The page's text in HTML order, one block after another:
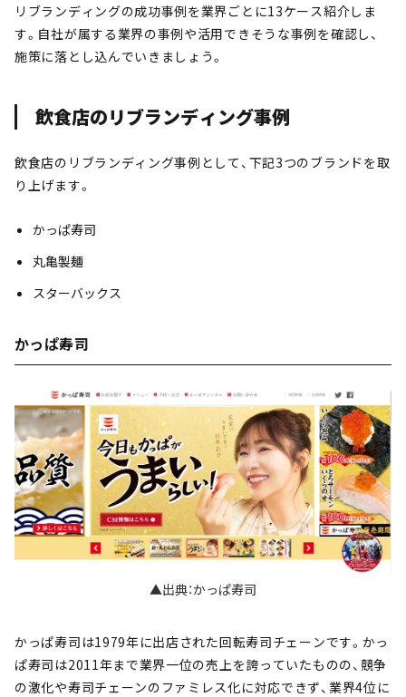
リブランディングの成功事例を業界ごとに13ケース紹介しま
す。自社が属する業界の事例や活用できそうな事例を確認し、
施策に落とし込んでいきましょう。
飲食店のリブランディング事例
飲食店のリブランディング事例として、下記3つのブランドを取
り上げます。
かっぱ寿司
丸亀製麺
スターバックス
かっぱ寿司
▲出典：かっぱ寿司
かっぱ寿司は1979年に出店された回転寿司チェーンです。かっ
ぱ寿司は2011年まで業界一位の売上を誇っていたものの、競争
の激化や寿司チェーンのファミレス化に対応できず、業界4位に